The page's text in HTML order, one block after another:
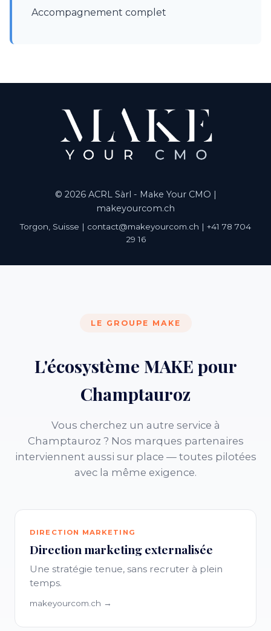
Accompagnement complet
© 2026 ACRL Sàrl - Make Your CMO |
makeyourcom.ch
Torgon, Suisse | contact@makeyourcom.ch | +41 78 704
29 16
LE GROUPE MAKE
L'écosystème MAKE pour
Champtauroz
Vous cherchez un autre service à
Champtauroz ? Nos marques partenaires
interviennent aussi sur place — toutes pilotées
avec la même exigence.
DIRECTION MARKETING
Direction marketing externalisée
Une stratégie tenue, sans recruter à plein
temps.
makeyourcom.ch →